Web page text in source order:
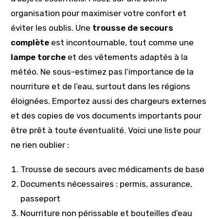
organisation pour maximiser votre confort et
éviter les oublis. Une trousse de secours
complète est incontournable, tout comme une
lampe torche et des vêtements adaptés à la
météo. Ne sous-estimez pas l’importance de la
nourriture et de l’eau, surtout dans les régions
éloignées. Emportez aussi des chargeurs externes
et des copies de vos documents importants pour
être prêt à toute éventualité. Voici une liste pour
ne rien oublier :
Trousse de secours avec médicaments de base
Documents nécessaires : permis, assurance,
passeport
Nourriture non périssable et bouteilles d’eau